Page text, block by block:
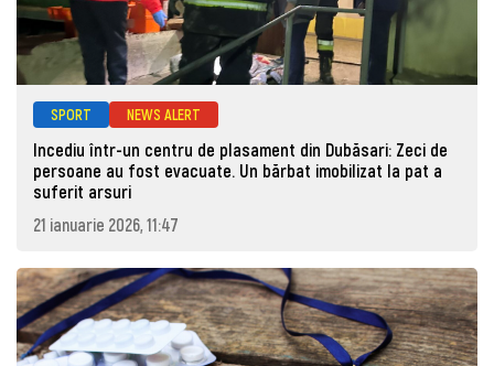
SPORT NEWS ALERT
Incediu într-un centru de plasament din Dubăsari: Zeci de
persoane au fost evacuate. Un bărbat imobilizat la pat a
suferit arsuri
21 ianuarie 2026, 11:47